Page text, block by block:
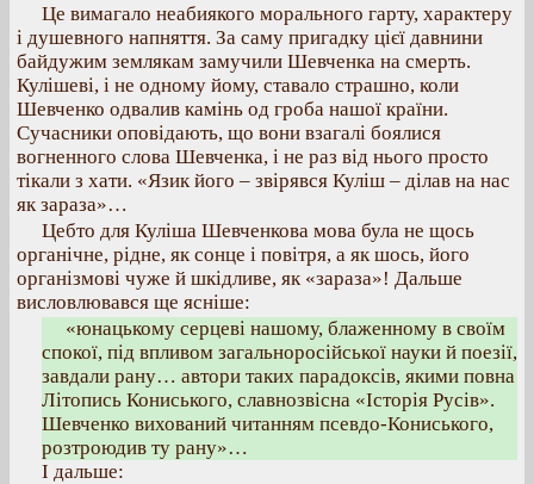
Це вимагало неабиякого морального гарту, характеру
і душевного напняття. За саму пригадку цієї давнини
байдужим землякам замучили Шевченка на смерть.
Кулішеві, і не одному йому, ставало страшно, коли
Шевченко одвалив камінь од гроба нашої країни.
Сучасники оповідають, що вони взагалі боялися
вогненного слова Шевченка, і не раз від нього просто
тікали з хати. «Язик його – звірявся Куліш – ділав на нас
як зараза»…
Цебто для Куліша Шевченкова мова була не щось
органічне, рідне, як сонце і повітря, а як шось, його
організмові чуже й шкідливе, як «зараза»! Дальше
висловлювався ще ясніше:
«юнацькому серцеві нашому, блаженному в своїм
спокої, під впливом загальноросійської науки й поезії,
завдали рану… автори таких парадоксів, якими повна
Літопись Кониського, славнозвісна «Історія Русів».
Шевченко вихований читанням псевдо-Кониського,
розтроюдив ту рану»…
І дальше: